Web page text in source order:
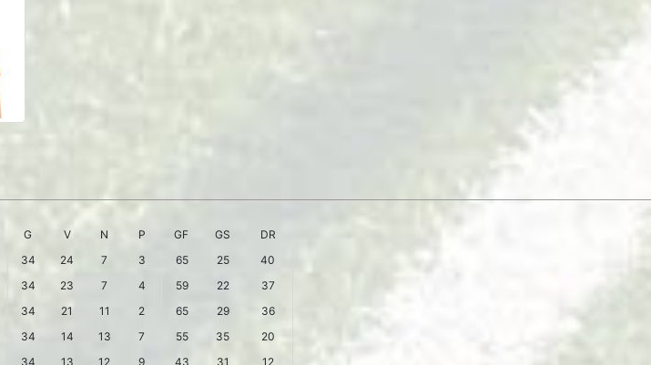
G V N P GF GS
DR
34 24 7 3 65 25
40
34 23 7 4 59 22
37
34 21 11 2 65 29
36
34 14 13 7 55 35
20
34 13 12 9 43 31 12